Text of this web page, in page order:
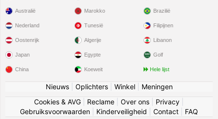
Australië
Nederland
Oostenrijk
Japan
China
Marokko
Tunesië
Algerije
Egypte
Koeweit
Brazilië
Filipijnen
Libanon
Golf
Hele lijst
Nieuws| Oplichters| Winkel| Meningen
Cookies & AVG
Reclame Over ons Privacy
Gebruiksvoorwaarden
Kinderveiligheid Contact FAQ